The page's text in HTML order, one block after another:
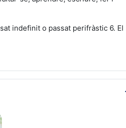
indefinit o passat perifràstic 6. El